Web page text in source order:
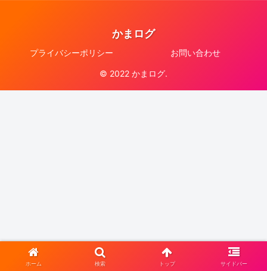
かまログ
プライバシーポリシー お問い合わせ
© 2022 かまログ.
ホーム 検索 トップ サイドバー